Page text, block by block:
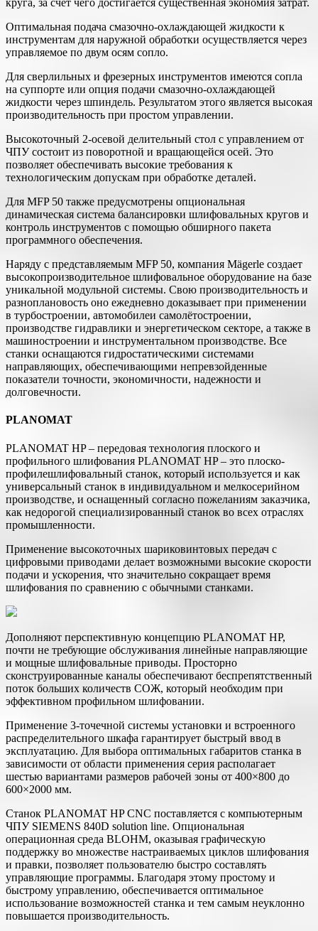
круга, за счет чего достигается существенная экономия затрат.
Оптимальная подача смазочно-охлаждающей жидкости к
инструментам для наружной обработки осуществляется через
управляемое по двум осям сопло.
Для сверлильных и фрезерных инструментов имеются сопла
на суппорте или опция подачи смазочно-охлаждающей
жидкости через шпиндель. Результатом этого является высокая
производительность при простом управлении.
Высокоточный 2-осевой делительный стол с управлением от
ЧПУ состоит из поворотной и вращающейся осей. Это
позволяет обеспечивать высокие требования к
технологическим допускам при обработке деталей.
Для MFP 50 также предусмотрены опциональная
динамическая система балансировки шлифовальных кругов и
контроль инструментов с помощью обширного пакета
программного обеспечения.
Наряду с представляемым MFP 50, компания Mägerle создает
высокопроизводительное шлифовальное оборудование на базе
уникальной модульной системы. Свою производительность и
разноплановость оно ежедневно доказывает при применении
в турбостроении, автомобилеи самолётостроении,
производстве гидравлики и энергетическом секторе, а также в
машиностроении и инструментальном производстве. Все
станки оснащаются гидростатическими системами
направляющих, обеспечивающими непревзойденные
показатели точности, экономичности, надежности и
долговечности.
PLANOMAT
PLANOMAT HP – передовая технология плоского и
профильного шлифования PLANOMAT HP – это плоско-
профилешлифовальный станок, который используется и как
универсальный станок в индивидуальном и мелкосерийном
производстве, и оснащенный согласно пожеланиям заказчика,
как недорогой специализированный станок во всех отраслях
промышленности.
Применение высокоточных шариковинтовых передач с
цифровыми приводами делает возможными высокие скорости
подачи и ускорения, что значительно сокращает время
шлифования по сравнению с обычными станками.
Дополняют перспективную концепцию PLANOMAT HP,
почти не требующие обслуживания линейные направляющие
и мощные шлифовальные приводы. Просторно
сконструированные каналы обеспечивают беспрепятственный
поток больших количеств СОЖ, который необходим при
эффективном профильном шлифовании.
Применение 3-точечной системы установки и встроенного
распределительного шкафа гарантирует быстрый ввод в
эксплуатацию. Для выбора оптимальных габаритов станка в
зависимости от области применения серия располагает
шестью вариантами размеров рабочей зоны от 400×800 до
600×2000 мм.
Станок PLANOMAT HP CNC поставляется с компьютерным
ЧПУ SIEMENS 840D solution line. Опциональная
операционная среда BLOHM, оказывая графическую
поддержку во множестве настраиваемых циклов шлифования
и правки, позволяет пользователю быстро составлять
управляющие программы. Благодаря этому простому и
быстрому управлению, обеспечивается оптимальное
использование возможностей станка и тем самым неуклонно
повышается производительность.